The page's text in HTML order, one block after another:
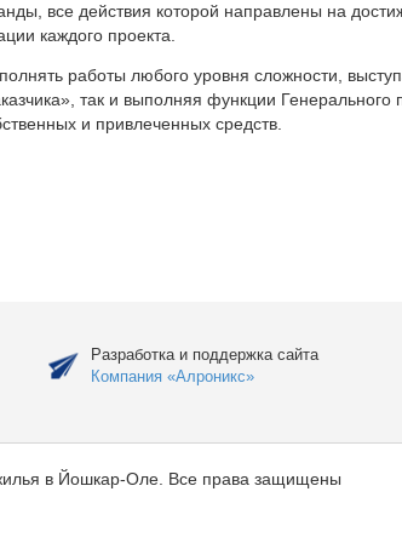
все действия которой направлены на
каждого проекта.
работы любого уровня сложности,
так и выполняя функции Генерального
и привлеченных средств.
Разработка и поддержка сайта
Компания «Алроникс»
в Йошкар-Оле. Все права защищены